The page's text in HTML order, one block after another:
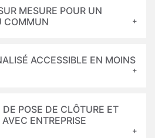
MESURE POUR UN
COMMUN
ACCESSIBLE EN MOINS
DE POSE DE CLÔTURE ET
ENTREPRISE